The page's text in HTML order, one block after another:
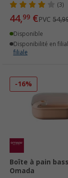
(3)
44,99 €PVC
Disponible
Disponibilité en
filiale
-16%
Boîte à pain
Omada